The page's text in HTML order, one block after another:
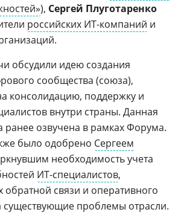
), Сергей Плуготаренко
российских ИТ-компаний и
обсудили идею создания
сообщества (союза),
консолидацию, поддержку и
внутри страны. Данная
ранее озвучена в рамках Форума.
было одобрено Сергеем
необходимость учета
ИТ-специалистов,
обратной связи и оперативного
существующие проблемы отрасли.